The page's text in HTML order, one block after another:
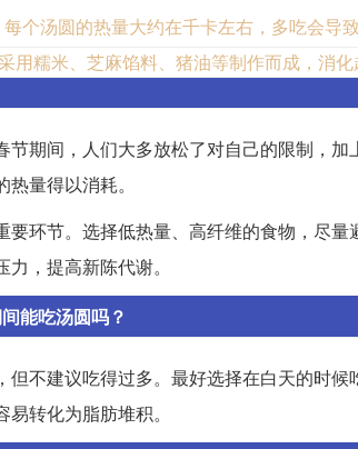
个汤圆的热量大约在千卡左右，多吃会导
用糯米、芝麻馅料、猪油等制作而成，消化
节期间，人们大多放松了对自己的限制，
量得以消耗。
要环节。选择低热量、高纤维的食物，尽
，提高新陈代谢。
能吃汤圆吗？
但不建议吃得过多。最好选择在白天的时
转化为脂肪堆积。